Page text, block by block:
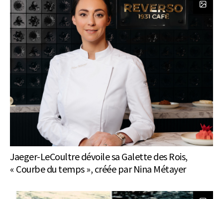
Jaeger-LeCoultre dévoile sa Galette des Rois,
« Courbe du temps », créée par Nina Métayer